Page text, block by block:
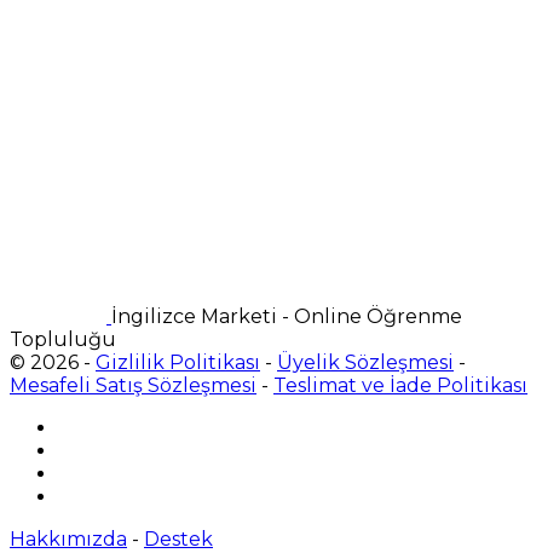
İngilizce Marketi - Online Öğrenme
Topluluğu
© 2026 - Gizlilik Politikası - Üyelik Sözleşmesi -
Mesafeli Satış Sözleşmesi - Teslimat ve İade Politikası
Hakkımızda - Destek